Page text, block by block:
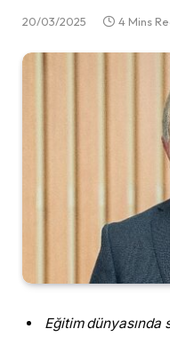
20/03/2025 4 Mins
Eğitim dünyasında